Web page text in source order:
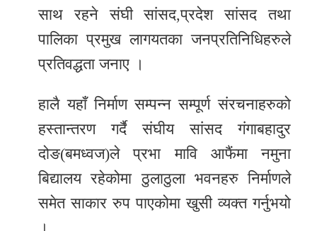
साथ रहने संघी सांसद,प्रदेश सांसद तथा
पालिका प्रमुख लागयतका जनप्रतिनिधिहरुले
प्रतिवद्धता जनाए ।
हालै यहाँ निर्माण सम्पन्न सम्पूर्ण संरचनाहरुको
हस्तान्तरण गर्दै संघीय सांसद गंगाबहादुर
दोङ(बमध्वज)ले प्रभा मावि आफैंमा नमुना
बिद्यालय रहेकोमा ठुलाठुला भवनहरु निर्माणले
समेत साकार रुप पाएकोमा खुसी व्यक्त गर्नुभयो